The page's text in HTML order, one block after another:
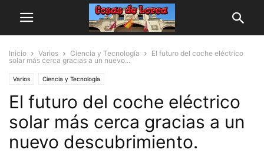
Inicio Varios Ciencia y Tecnología
El futuro del coche eléctrico
solar más cerca gracias a un nuevo...
Varios Ciencia y Tecnología
El futuro del coche eléctrico
solar más cerca gracias a un
nuevo descubrimiento.